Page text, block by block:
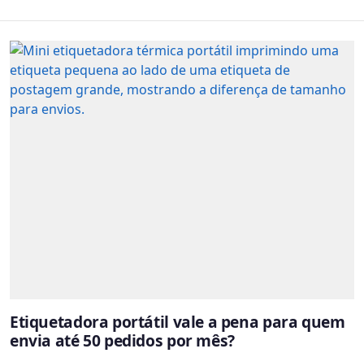
Etiquetadora portátil vale a pena para quem
envia até 50 pedidos por mês?